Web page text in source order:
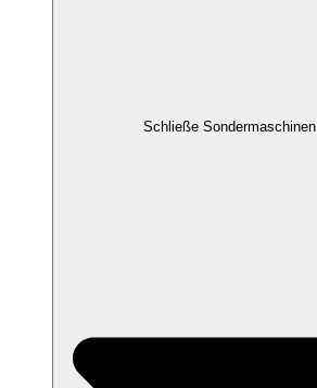
Schließe Sondermaschinen